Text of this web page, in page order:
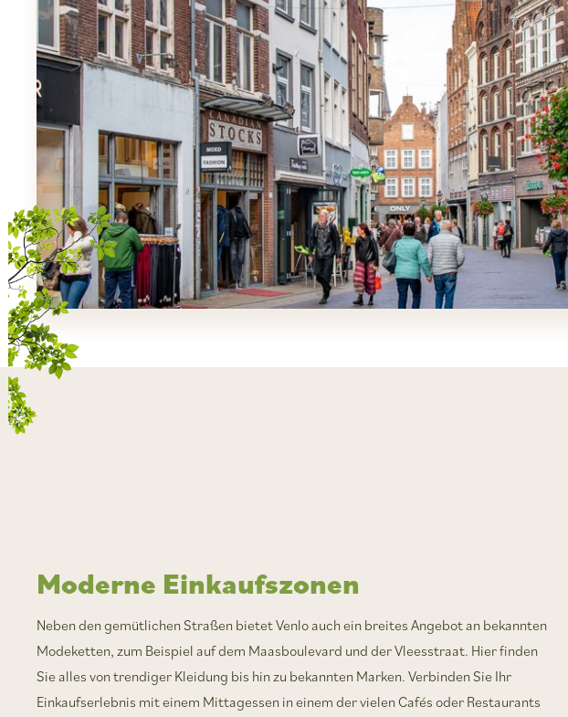
Moderne Einkaufszonen
Neben den gemütlichen Straßen bietet Venlo auch ein breites Angebot an bekannten
Modeketten, zum Beispiel auf dem Maasboulevard und der Vleesstraat. Hier finden
Sie alles von trendiger Kleidung bis hin zu bekannten Marken. Verbinden Sie Ihr
Einkaufserlebnis mit einem Mittagessen in einem der vielen Cafés oder Restaurants